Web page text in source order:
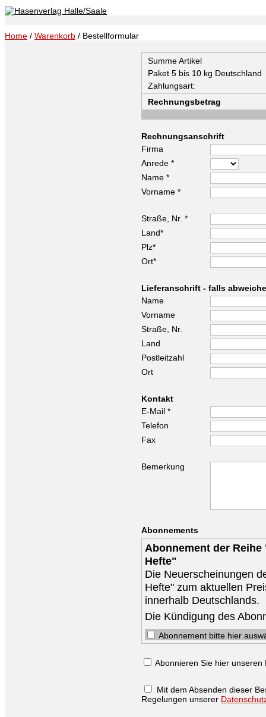
Home / Warenkorb / Bestellformular
Summe Artikel
Paket 5 bis 10 kg Deutschland
Zahlungsart:
Rechnungsbetrag
Rechnungsanschrift
Firma
Anrede *
Name *
Vorname *
Straße, Nr. *
Land*
Plz*
Ort*
Lieferanschrift - falls
Name
Vorname
Straße, Nr.
Land
Postleitzahl
Ort
Kontakt
E-Mail *
Telefon
Fax
Bemerkung
Abonnements
Abonnement der
Hefte"
Die Neuerscheinungen
Hefte" zum aktuellen
innerhalb Deutschlands.
Die Kündigung des
Abonnement bitte hier
Abonnieren Sie hier unseren
Mit dem Absenden dieser
Regelungen unserer